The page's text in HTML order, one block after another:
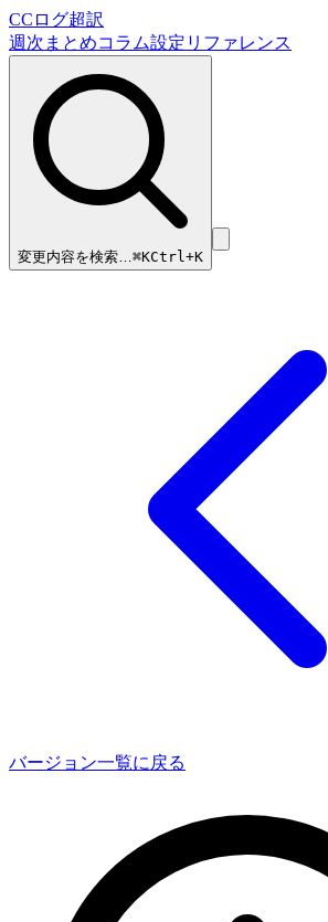
CCログ超訳
週次まとめコラム設定リファレンス
変更内容を検索…⌘KCtrl+K
バージョン一覧に戻る